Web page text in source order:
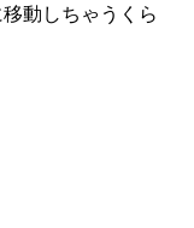
動しちゃうくら